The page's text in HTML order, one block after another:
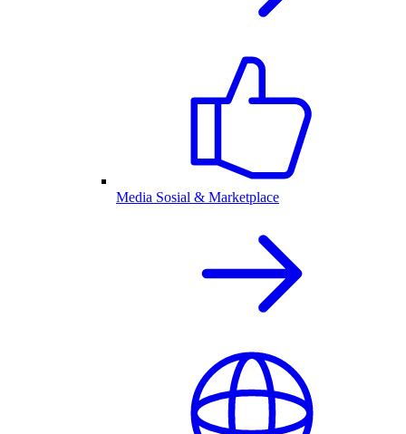
Media Sosial & Marketplace